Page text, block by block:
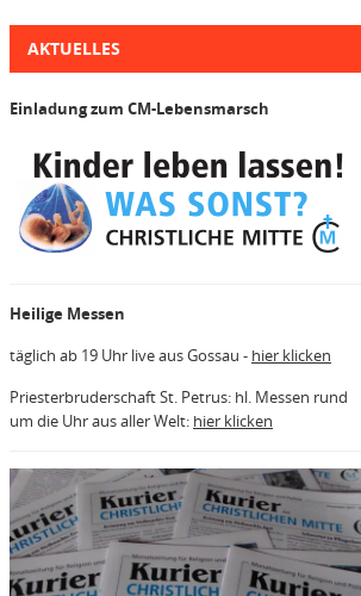
AKTUELLES
Einladung zum CM-Lebensmarsch
Heilige Messen
täglich ab 19 Uhr live aus Gossau - hier klicken
Priesterbruderschaft St. Petrus: hl. Messen rund
um die Uhr aus aller Welt: hier klicken